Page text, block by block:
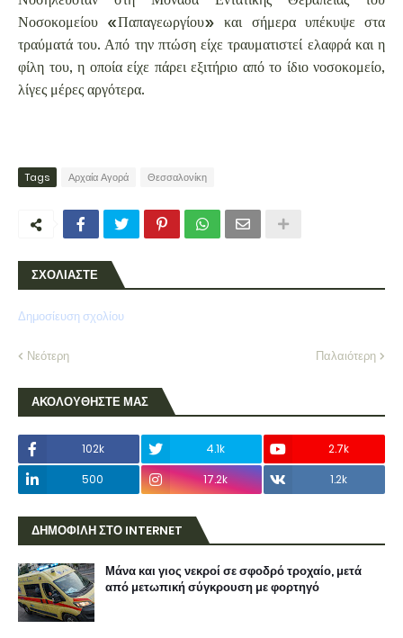
Νοσοκομείου «Παπαγεωργίου» και σήμερα υπέκυψε στα
τραύματά του. Από την πτώση είχε τραυματιστεί ελαφρά και η
φίλη του, η οποία είχε πάρει εξιτήριο από το ίδιο νοσοκομείο,
λίγες μέρες αργότερα.
Tags Αρχαία Αγορά Θεσσαλονίκη
ΣΧΟΛΙΑΣΤΕ
Δημοσίευση σχολίου
Νεότερη Παλαιότερη
ΑΚΟΛΟΥΘΗΣΤΕ ΜΑΣ
102k 4.1k
2.7k
500
17.2k 1.2k
ΔΗΜΟΦΙΛΗ ΣΤΟ INTERNET
Μάνα και γιος νεκροί σε σφοδρό τροχαίο, μετά
από μετωπική σύγκρουση με φορτηγό